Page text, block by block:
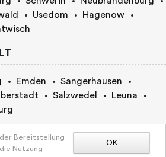
KARTE
Usedom
Hagenow
Emden
Sangerhausen
Salzwedel
Leuna
OK
Bereitstellung
Nutzung